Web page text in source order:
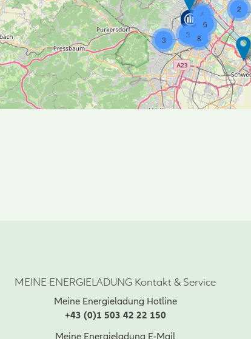
3
2
4
3
6
8
MEINE ENERGIELADUNG Kontakt & Service
Meine Energieladung Hotline
+43 (0)1 503 42 22 150
Meine Energieladung E-Mail